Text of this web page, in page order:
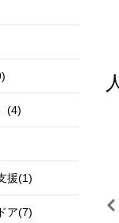
空間が共存する杜の
(4)
援(1)
ア(7)